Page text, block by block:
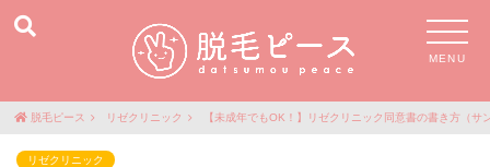
MENU
脱毛ピース リゼクリニック 【未成年でもOK！】リゼクリニック同意書の書き方（サ
リゼクリニック